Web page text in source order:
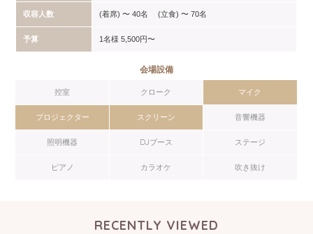
収容人数 (着席) 〜 40名 (立食) 〜 70名
予算 1名様 5,500円〜
会場設備
控室 クローク マイク
プロジェクター スクリーン 音響機器
照明機器 DJブース ステージ
ピアノ カラオケ 吹き抜け
RECENTLY VIEWED